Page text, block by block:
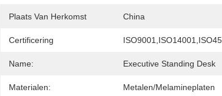
Plaats Van Herkomst China
Certificering
Name: Executive Standing Desk
Materialen: Metalen/melamineplaten